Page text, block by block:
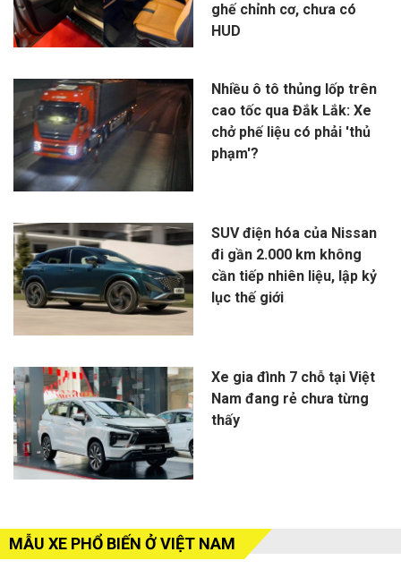
ghế chỉnh cơ, chưa có
HUD
Nhiều ô tô thủng lốp trên
cao tốc qua Đắk Lắk: Xe
chở phế liệu có phải 'thủ
phạm'?
SUV điện hóa của Nissan
đi gần 2.000 km không
cần tiếp nhiên liệu, lập kỷ
lục thế giới
Xe gia đình 7 chỗ tại Việt
Nam đang rẻ chưa từng
thấy
MẪU XE PHỔ BIẾN Ở VIỆT NAM